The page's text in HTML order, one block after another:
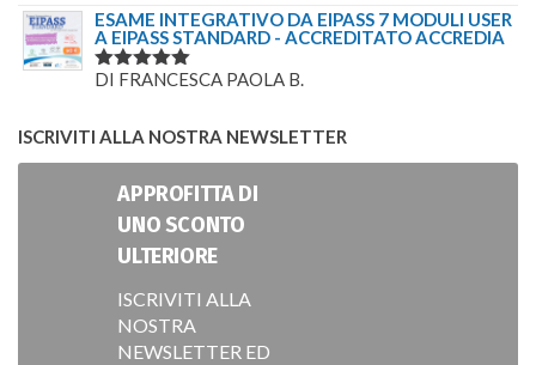
ESAME INTEGRATIVO DA EIPASS 7 MODULI USER
A EIPASS STANDARD - ACCREDITATO ACCREDIA
VALUTATO
DI FRANCESCA PAOLA B.
ISCRIVITI ALLA NOSTRA NEWSLETTER
APPROFITTA DI
UNO SCONTO
ULTERIORE
ISCRIVITI ALLA
NOSTRA
NEWSLETTER ED